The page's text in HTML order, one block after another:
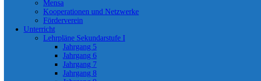
Mensa
Kooperationen und Netzwerke
Förderverein
Unterricht
Lehrpläne Sekundarstufe I
Jahrgang 5
Jahrgang 6
Jahrgang 7
Jahrgang 8